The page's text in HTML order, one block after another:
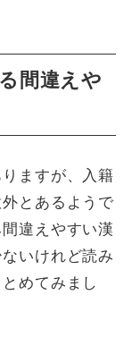
間違えや
ますが、入籍
とあるようで
違えやすい漢
いけれど読み
めてみまし